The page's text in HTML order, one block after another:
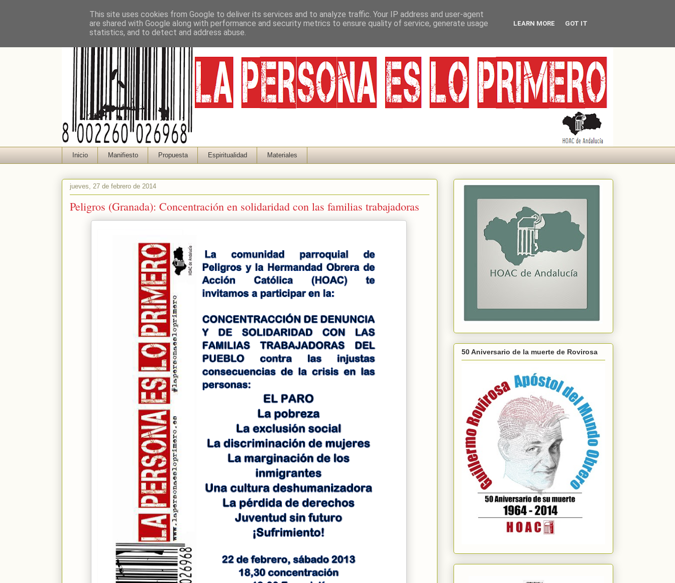
Inicio Manifiesto Propuesta Espiritualidad Materiales
jueves, 27 de febrero de 2014
Peligros (Granada): Concentración en solidaridad con las familias trabajadoras
50 Aniversario de la muerte de Rovirosa
This site uses cookies from Google to deliver its services and to analyze traffic. Your IP address and user-agent
are shared with Google along with performance and security metrics to ensure quality of service, generate usage
statistics, and to detect and address abuse.
LEARN MORE GOT IT